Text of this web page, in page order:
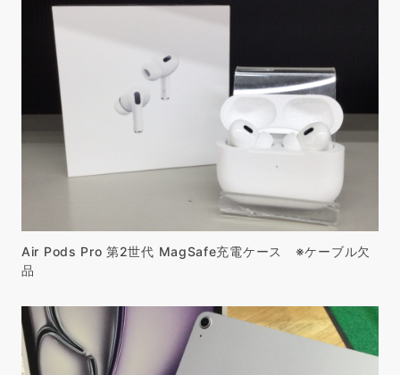
Air Pods Pro 第2世代 MagSafe充電ケース ※ケーブル欠
品